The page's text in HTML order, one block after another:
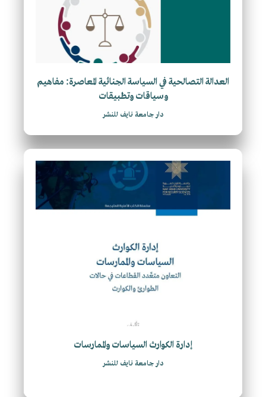
العدالة التصالحية في السياسة الجنائية المعاصرة: مفاهيم
وسياقات وتطبيقات
دار جامعة نايف للنشر
إدارة الكوارث السياسات والممارسات
دار جامعة نايف للنشر